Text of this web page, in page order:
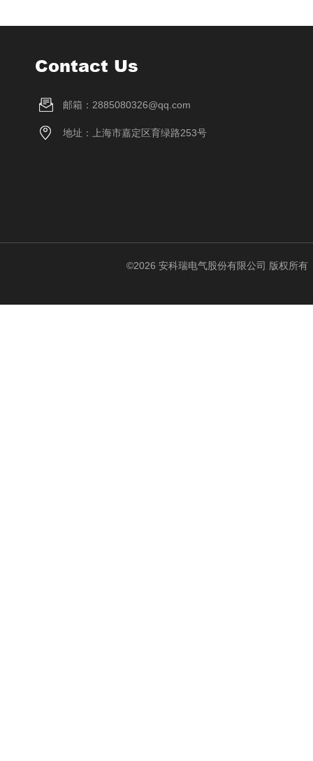
Contact Us
邮箱：2885080326@qq.com
地址：上海市嘉定区育绿路253号
©2026 安科瑞电气股份有限公司 版权所